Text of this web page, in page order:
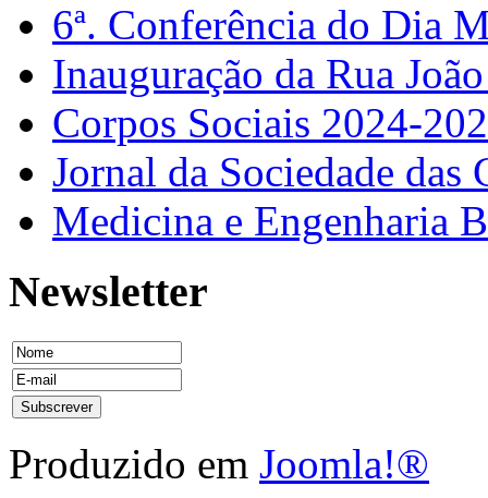
6ª. Conferência do Dia
Inauguração da Rua
Corpos Sociais 2024-
Jornal da Sociedade
Medicina e Engenharia
Newsletter
Produzido em Joomla!®